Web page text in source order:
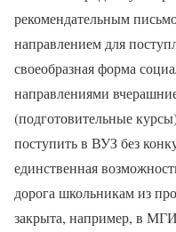
рекомендательным
направлением для
своеобразная форма
направлениями
(подготовительные
поступить в ВУЗ без
единственная
дорога школьникам из
закрыта, например, в